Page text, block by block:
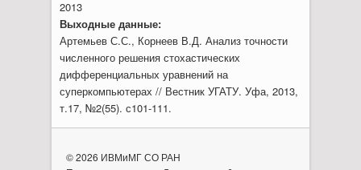
2013
Выходные данные:
Артемьев С.С., Корнеев В.Д. Анализ точности
численного решения стохастических
дифференциальных уравнений на
суперкомпьютерах // Вестник УГАТУ. Уфа, 2013,
т.17, №2(55). с101-111.
© 2026 ИВМиМГ СО РАН